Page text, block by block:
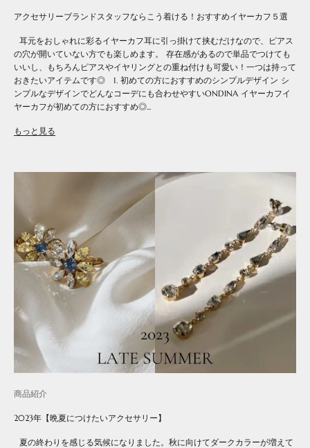
アクセサリーブランドスタッフならこう着ける！おすすめイヤーカフ５選
耳元をおしゃれに彩るイヤーカフ耳に引っ掛けて挟むだけなので、ピアス
の穴が開いていない方でも楽しめます。 存在感があるので単品でつけても
いいし、もちろんピアスやイヤリングとの重ね付けも可愛い！一つは持って
おきたいアイテムです◎ 1. 初めての方におすすめのシンプルデザイン シ
ンプルなデザインでどんなコーデにも合わせやすいONDINA イヤーカフイ
ヤーカフが初めての方におすすめ◎...
もっと見る
商品紹介
2023年【晩夏につけたいアクセサリー】
夏の終わりを感じる気候になりました。秋に向けてダークカラーが増えて